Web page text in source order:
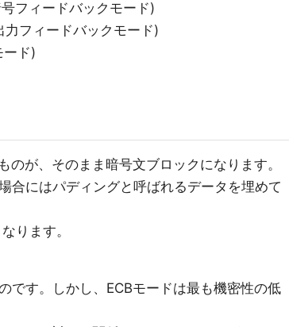
フィードバックモード)
フィードバックモード)
ード)
が、そのまま暗号文ブロックになります。
合にはパディングと呼ばれるデータを埋めて
ります。
です。しかし、ECBモードは最も機密性の低